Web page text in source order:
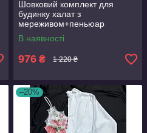
Шовковий комплект для
будинку халат з
мереживом+пеньюар
атлас,шовк
В наявності
976 ₴ 1 220 ₴
–20%